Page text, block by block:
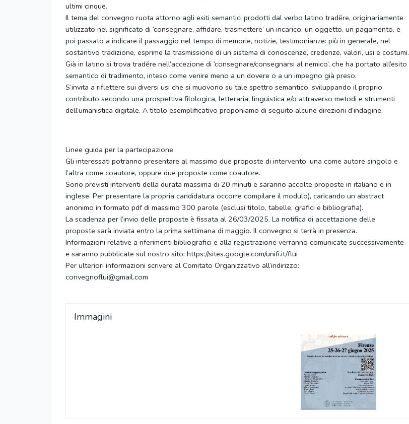
ultimi cinque.
Il tema del convegno ruota attorno agli esiti semantici prodotti dal verbo latino tradĕre, originariamente
utilizzato nel significato di ‘consegnare, affidare, trasmettere’ un incarico, un oggetto, un pagamento, e
poi passato a indicare il passaggio nel tempo di memorie, notizie, testimonianze: più in generale, nel
sostantivo tradizione, esprime la trasmissione di un sistema di conoscenze, credenze, valori, usi e costumi.
Già in latino si trova tradĕre nell’accezione di ‘consegnare/consegnarsi al nemico’, che ha portato all’esito
semantico di tradimento, inteso come venire meno a un dovere o a un impegno già preso.
S’invita a riflettere sui diversi usi che si muovono su tale spettro semantico, sviluppando il proprio
contributo secondo una prospettiva filologica, letteraria, linguistica e/o attraverso metodi e strumenti
dell’umanistica digitale. A titolo esemplificativo proponiamo di seguito alcune direzioni d’indagine.
Linee guida per la partecipazione
Gli interessati potranno presentare al massimo due proposte di intervento: una come autore singolo e
l’altra come coautore, oppure due proposte come coautore.
Sono previsti interventi della durata massima di 20 minuti e saranno accolte proposte in italiano e in
inglese. Per presentare la propria candidatura occorre compilare il modulo), caricando un abstract
anonimo in formato pdf di massimo 300 parole (esclusi titolo, tabelle, grafici e bibliografia).
La scadenza per l’invio delle proposte è fissata al 26/03/2025. La notifica di accettazione delle
proposte sarà inviata entro la prima settimana di maggio. Il convegno si terrà in presenza.
Informazioni relative a riferimenti bibliografici e alla registrazione verranno comunicate successivamente
e saranno pubblicate sul nostro sito: https://sites.google.com/unifi.it/flui
Per ulteriori informazioni scrivere al Comitato Organizzativo all’indirizzo:
convegnoflui@gmail.com
Immagini